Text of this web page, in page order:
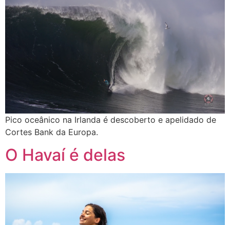
Pico oceânico na Irlanda é descoberto e apelidado de
Cortes Bank da Europa.
O Havaí é delas